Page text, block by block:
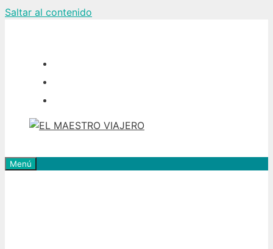
Saltar al contenido
Menú